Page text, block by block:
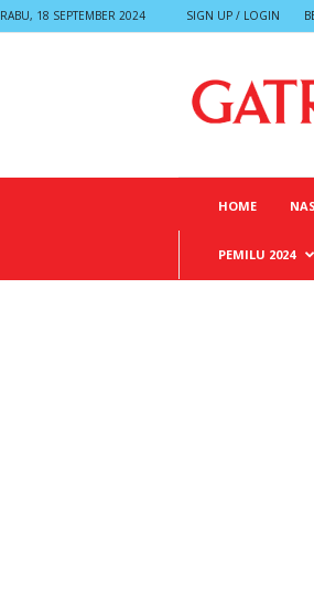
RABU, 18 SEPTEMBER 2024 SIGN UP / LOGIN
HOME
PEMILU 2024